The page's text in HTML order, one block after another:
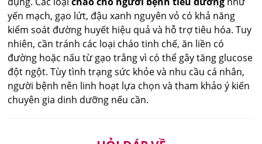
yến mạch, gạo lứt, đậu xanh nguyên vỏ có khả năng
kiểm soát đường huyết hiệu quả và hỗ trợ tiêu hóa. Tuy
nhiên, cần tránh các loại cháo tinh chế, ăn liền có
đường hoặc nấu từ gạo trắng vì có thể gây tăng glucose
đột ngột. Tùy tình trạng sức khỏe và nhu cầu cá nhân,
người bệnh nên linh hoạt lựa chọn và tham khảo ý kiến
chuyên gia dinh dưỡng nếu cần.